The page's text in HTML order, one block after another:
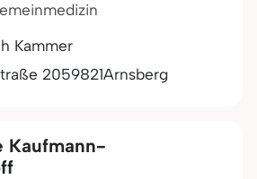
Kammer
2059821Arnsberg
Kaufmann-